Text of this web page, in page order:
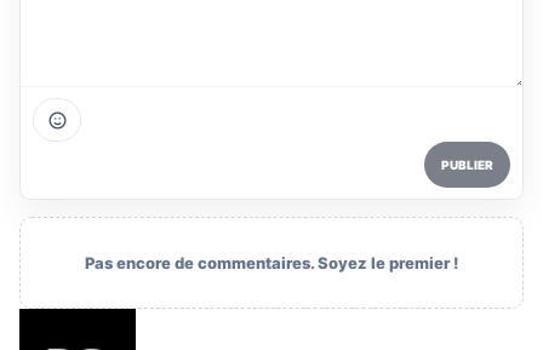
PUBLIER
Pas encore de commentaires. Soyez le premier !